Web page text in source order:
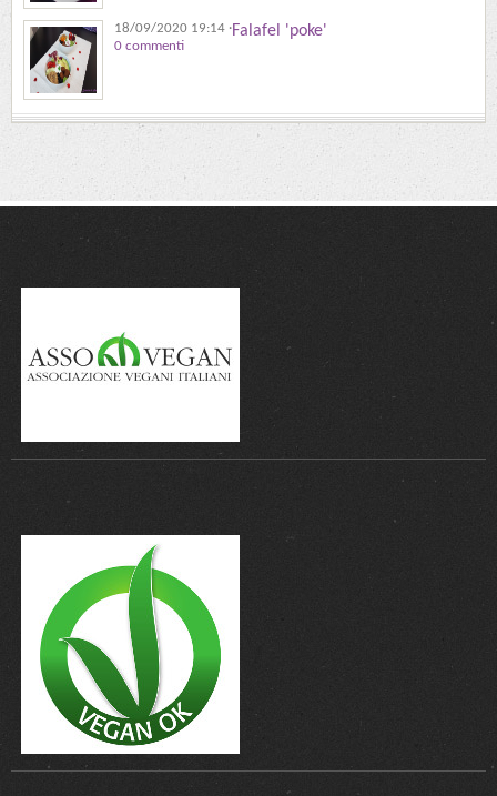
Falafel 'poke'
18/09/2020 19:14 ·
0 commenti